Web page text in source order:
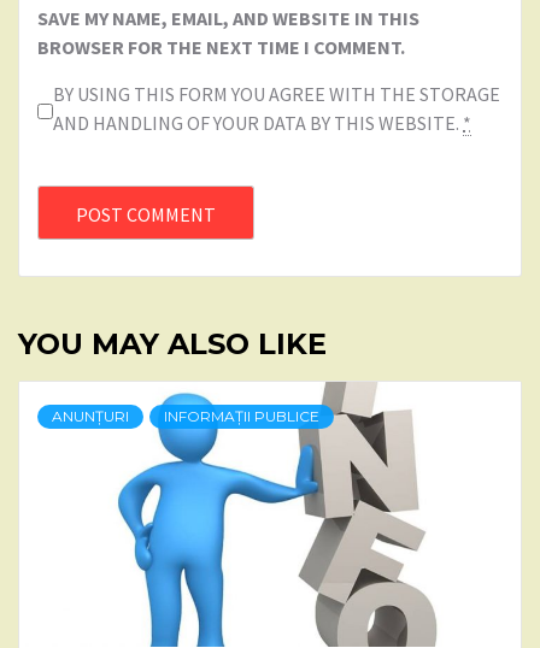
SAVE MY NAME, EMAIL, AND WEBSITE IN THIS
BROWSER FOR THE NEXT TIME I COMMENT.
BY USING THIS FORM YOU AGREE WITH THE STORAGE
AND HANDLING OF YOUR DATA BY THIS WEBSITE. *
YOU MAY ALSO LIKE
ANUNȚURI INFORMAȚII PUBLICE